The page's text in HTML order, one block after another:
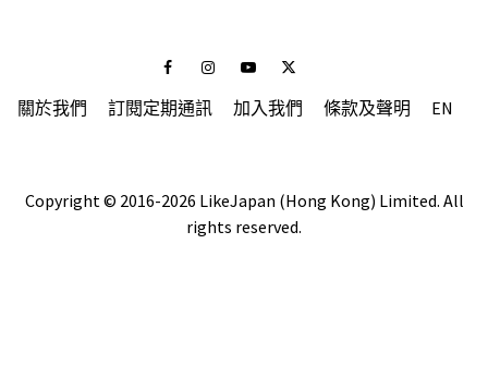
FacebookInstagramYoutubeTwitter
關於我們 訂閱定期通訊 加入我們 條款及聲明 EN
Copyright © 2016-2026 LikeJapan (Hong Kong) Limited. All
rights reserved.